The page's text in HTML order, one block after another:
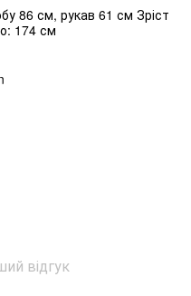
86 см, рукав 61 см Зріст
174 см
відгук